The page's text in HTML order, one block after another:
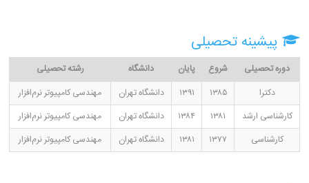
پیشینه تحصیلی
دوره تحصیلی شروع پایان دانشگاه
رشته تحصیلی
دکترا
۱۳۸۵ ۱۳۹۱ دانشگاه تهران
مهندسی کامپیوتر نرم‌افزار
کارشناسی ارشد
۱۳۸۱ ۱۳۸۴ دانشگاه تهران
مهندسی کامپیوتر نرم‌افزار
کارشناسی
۱۳۷۷ ۱۳۸۱ دانشگاه تهران مهندسی کامپیوتر نرم‌افزار